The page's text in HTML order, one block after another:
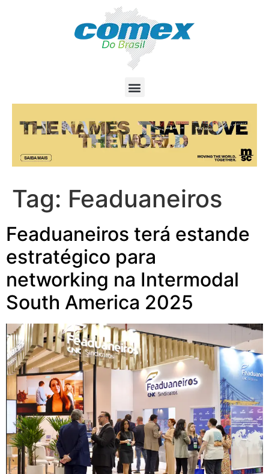
Tag: Feaduaneiros
Feaduaneiros terá estande
estratégico para
networking na Intermodal
South America 2025